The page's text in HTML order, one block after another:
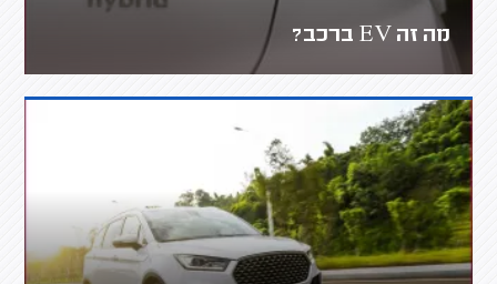
מה זה EV ברכב?